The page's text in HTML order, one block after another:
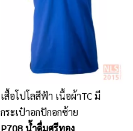
เสื้อโปโลสีฟ้า เนื้อผ้าTC มี
กระเป๋าอกปักอกซ้าย
P708 น้ำดื่มศรีทอง